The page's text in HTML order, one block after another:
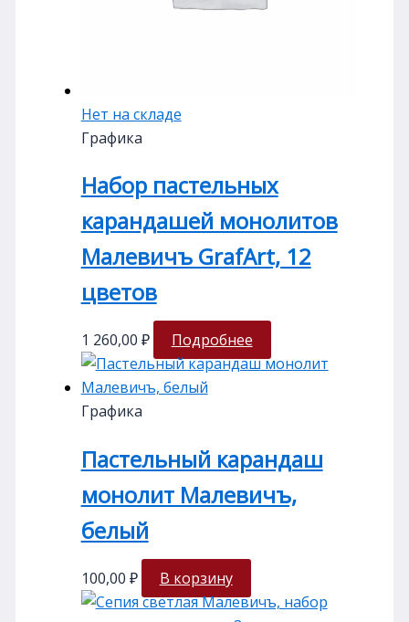
Нет на складе
Графика
Набор пастельных
карандашей монолитов
Малевичъ GrafArt, 12
цветов
1 260,00 ₽ Подробнее
Графика
Пастельный карандаш
монолит Малевичъ,
белый
100,00 ₽ В корзину